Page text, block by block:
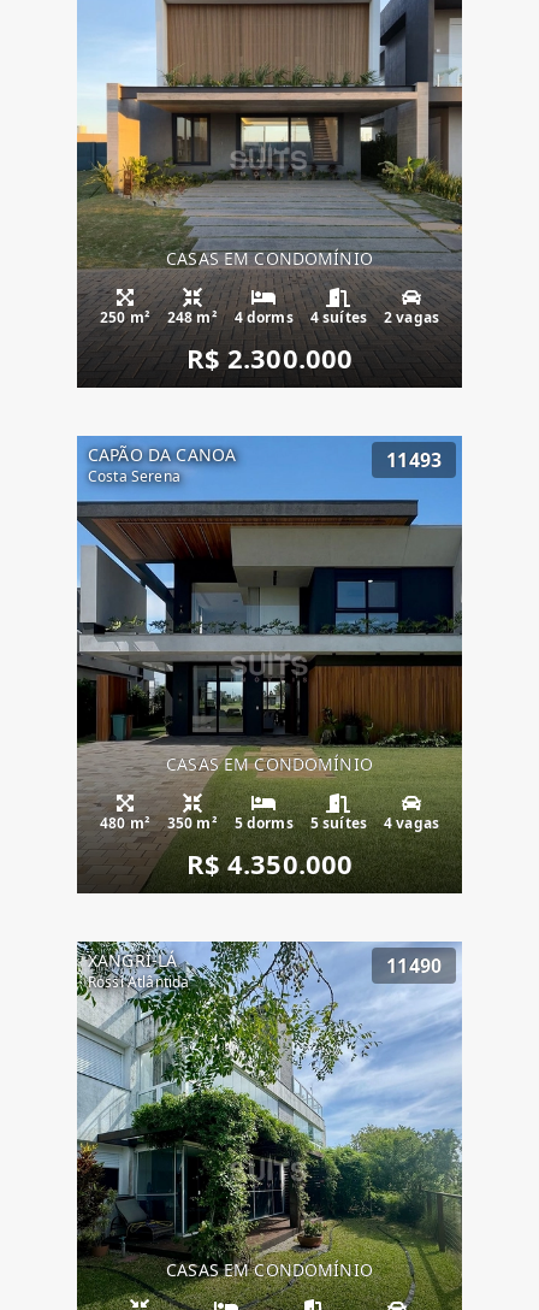
CASAS EM CONDOMÍNIO
250 m² 248 m² 4 dorms 4 suítes 2 vagas
R$ 2.300.000
CAPÃO DA CANOA
Costa Serena
11493
CASAS EM CONDOMÍNIO
480 m² 350 m² 5 dorms 5 suítes 4 vagas
R$ 4.350.000
XANGRI-LÁ
Rossi Atlântida
11490
CASAS EM CONDOMÍNIO